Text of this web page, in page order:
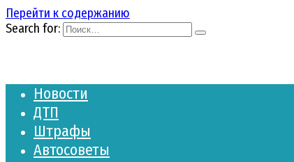
Перейти к содержанию
Search for:
Новости
ДТП
Штрафы
Автосоветы